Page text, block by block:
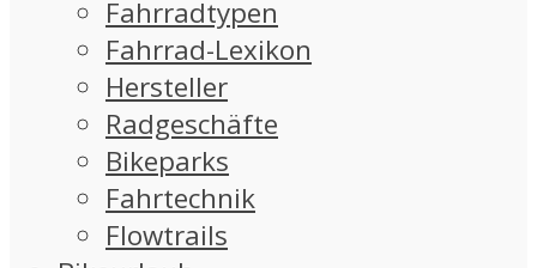
Fahrradtypen
Fahrrad-Lexikon
Hersteller
Radgeschäfte
Bikeparks
Fahrtechnik
Flowtrails